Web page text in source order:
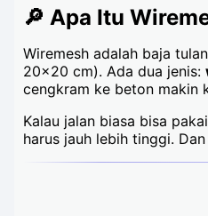
🔎 Apa Itu
Wiremesh adalah baja
20x20 cm). Ada dua jenis:
cengkram ke beton makin
Kalau jalan biasa bisa
harus jauh lebih tinggi.